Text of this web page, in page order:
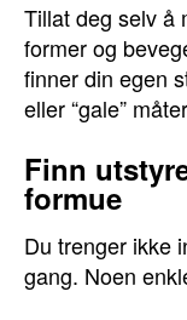
Tillat deg selv å
former og
finner din egen
eller “gale”
Finn
formue
Du trenger ikke
gang. Noen